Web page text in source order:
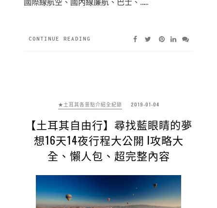
國際線航空、國內線廉航、巴士、……
CONTINUE READING
★土耳其各景點介紹全紀錄 2019-01-04
【土耳其自由行】尋找藍眼睛的夢
想16天14夜行程大公開 l攻略大
全、懶人包、超完整內容